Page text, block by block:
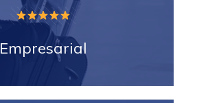
Empresarial